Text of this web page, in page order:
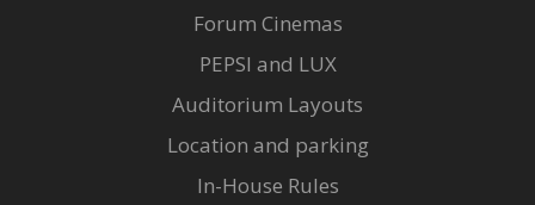
Forum Cinemas
PEPSI and LUX
Auditorium Layouts
Location and parking
In-House Rules